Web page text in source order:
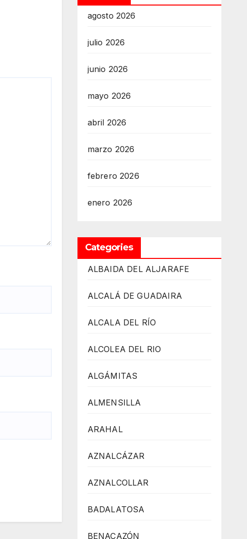
agosto 2026
julio 2026
junio 2026
mayo 2026
abril 2026
marzo 2026
febrero 2026
enero 2026
Categories
ALBAIDA DEL ALJARAFE
ALCALÁ DE GUADAIRA
ALCALA DEL RÍO
ALCOLEA DEL RIO
ALGÁMITAS
ALMENSILLA
ARAHAL
AZNALCÁZAR
AZNALCOLLAR
BADALATOSA
BENACAZÓN